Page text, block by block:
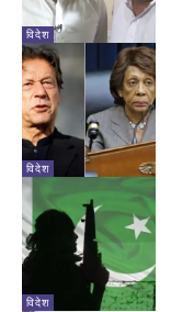
विदेश
विदेश
विदेश